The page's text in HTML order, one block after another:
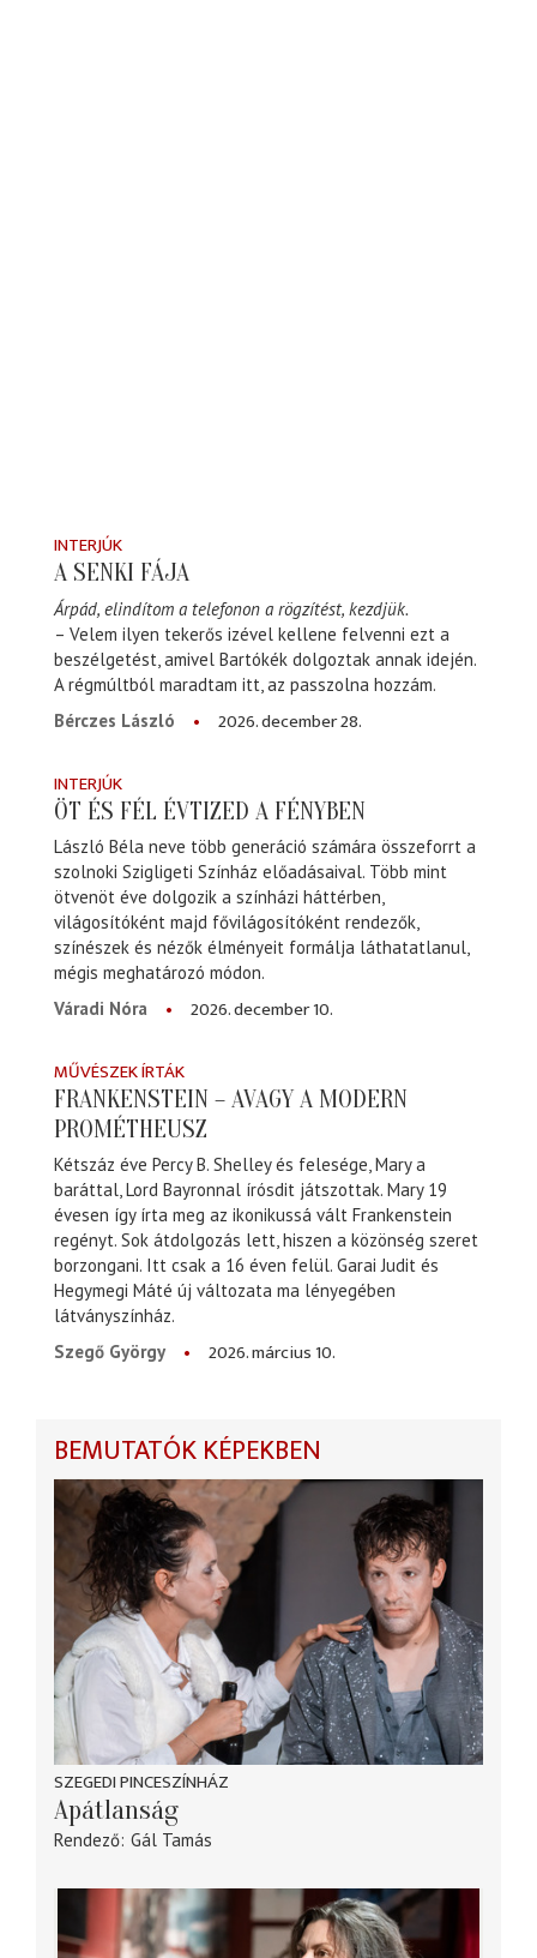
INTERJÚK
A SENKI FÁJA
Árpád, elindítom a telefonon a rögzítést, kezdjük.
– Velem ilyen tekerős izével kellene felvenni ezt a
beszélgetést, amivel Bartókék dolgoztak annak idején.
A régmúltból maradtam itt, az passzolna hozzám.
Bérczes László
2026. december 28.
INTERJÚK
ÖT ÉS FÉL ÉVTIZED A FÉNYBEN
László Béla neve több generáció számára összeforrt a
szolnoki Szigligeti Színház előadásaival. Több mint
ötvenöt éve dolgozik a színházi háttérben,
világosítóként majd fővilágosítóként rendezők,
színészek és nézők élményeit formálja láthatatlanul,
mégis meghatározó módon.
Váradi Nóra
2026. december 10.
MŰVÉSZEK ÍRTÁK
FRANKENSTEIN – AVAGY A MODERN
PROMÉTHEUSZ
Kétszáz éve Percy B. Shelley és felesége, Mary a
baráttal, Lord Bayronnal írósdit játszottak. Mary 19
évesen így írta meg az ikonikussá vált Frankenstein
regényt. Sok átdolgozás lett, hiszen a közönség szeret
borzongani. Itt csak a 16 éven felül. Garai Judit és
Hegymegi Máté új változata ma lényegében
látványszínház.
Szegő György
2026. március 10.
BEMUTATÓK KÉPEKBEN
SZEGEDI PINCESZÍNHÁZ
Apátlanság
Rendező Gál Tamás